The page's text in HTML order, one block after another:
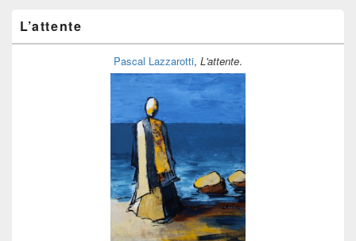
ranger
L’attente
Pascal Lazzarotti, L'attente.